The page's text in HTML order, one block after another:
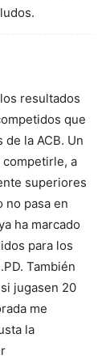
resultados
que
la ACB. Un
competirle, a
superiores
no pasa en
ha marcado
para los
También
jugasen 20
me
la